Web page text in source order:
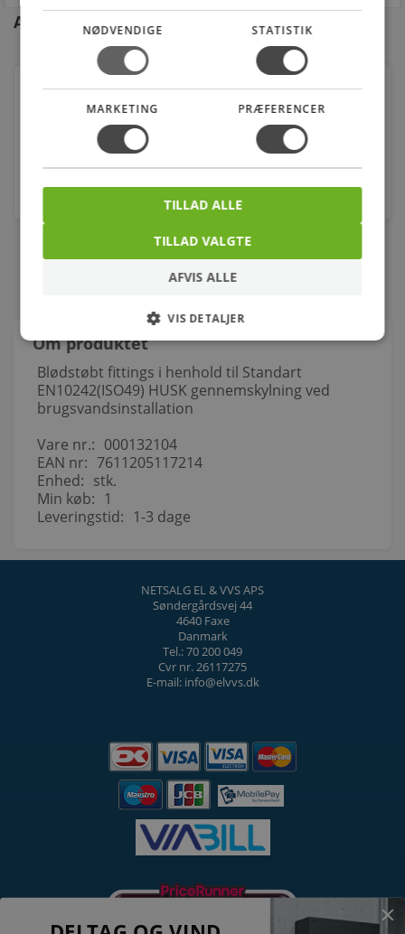
Andre kunder købte også
Lavabo studio gulvstående toilet inkl. slim sæde
820x620x360mm 4/6l skjult lås hvid
Varenr.: 604299300
2.398,00
Om produktet
Blødstøbt fittings i henhold til Standart
EN10242(ISO49) HUSK gennemskylning ved
brugsvandsinstallation
Vare nr.: 000132104
EAN nr: 7611205117214
Enhed: stk.
Min køb: 1
Leveringstid: 1-3 dage
NETSALG EL & VVS APS
Søndergårdsvej 44
4640 Faxe
Danmark
Tel.: 70 200 049
Cvr nr. 26117275
E-mail: info@elvvs.dk
NØDVENDIGE STATISTIK
MARKETING PRÆFERENCER
TILLAD VALGTE
TILLAD ALLE
AFVIS ALLE
VIS DETALJER